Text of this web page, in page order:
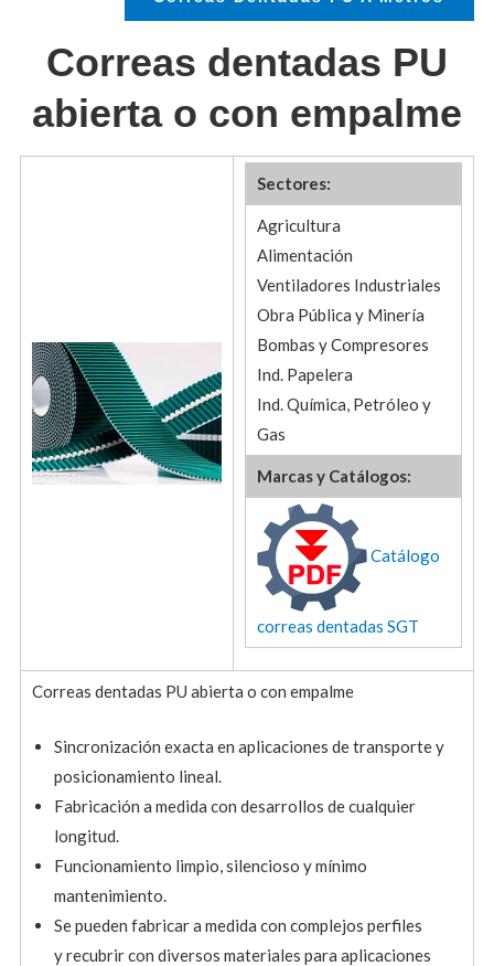
Correas dentadas PU
abierta o con empalme
Sectores:
Agricultura
Alimentación
Ventiladores Industriales
Obra Pública y Minería
Bombas y Compresores
Ind. Papelera
Ind. Química, Petróleo y
Gas
Marcas y Catálogos:
Catálogo
correas dentadas SGT
Correas dentadas PU abierta o con empalme
Sincronización exacta en aplicaciones de transporte y
posicionamiento lineal.
Fabricación a medida con desarrollos de cualquier
longitud.
Funcionamiento limpio, silencioso y mínimo
mantenimiento.
Se pueden fabricar a medida con complejos perfiles
y recubrir con diversos materiales para aplicaciones